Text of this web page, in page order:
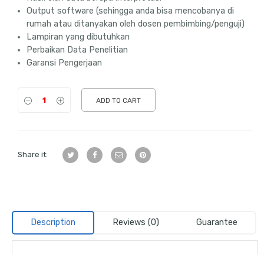
Output software (sehingga anda bisa mencobanya di
rumah atau ditanyakan oleh dosen pembimbing/penguji)
Lampiran yang dibutuhkan
Perbaikan Data Penelitian
Garansi Pengerjaan
ADD TO CART
Share it:
Description Reviews (0) Guarantee